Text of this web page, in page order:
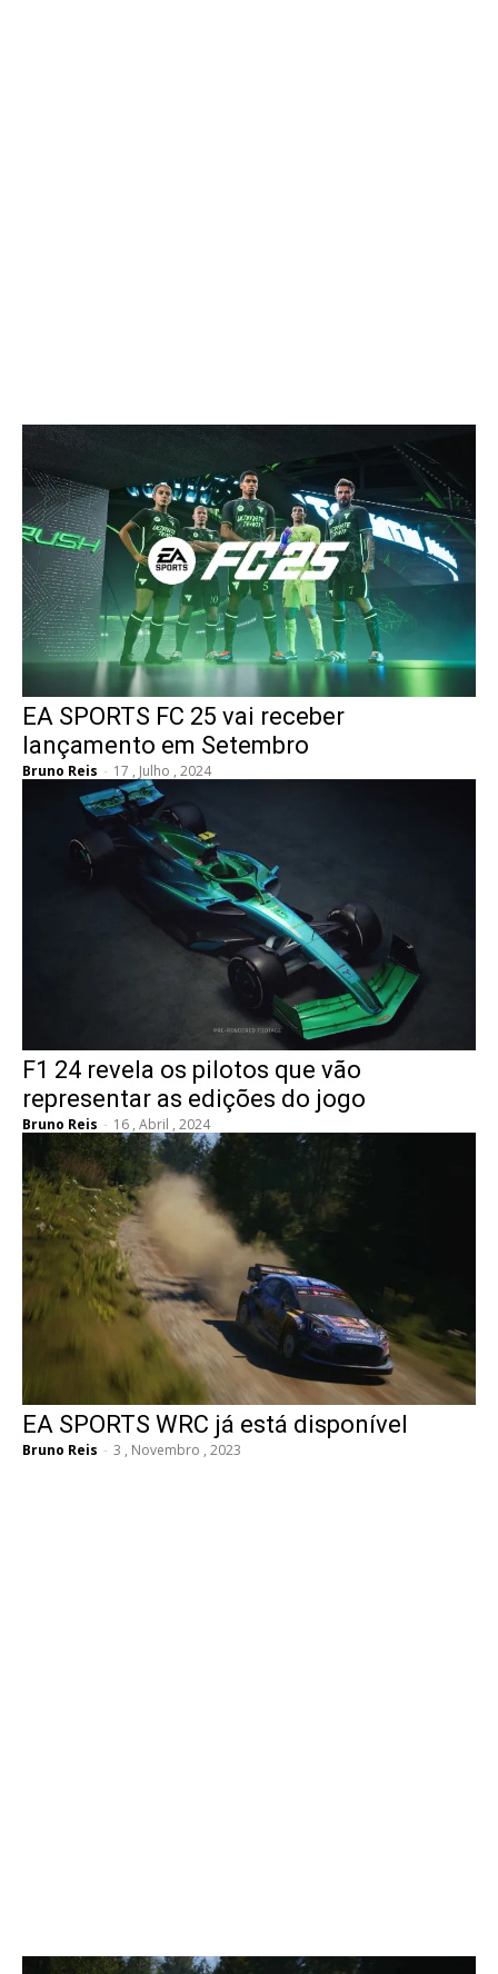
EA SPORTS FC 25 vai receber
lançamento em Setembro
Bruno Reis - 17 , Julho , 2024
F1 24 revela os pilotos que vão
representar as edições do jogo
Bruno Reis - 16 , Abril , 2024
EA SPORTS WRC já está disponível
Bruno Reis - 3 , Novembro , 2023